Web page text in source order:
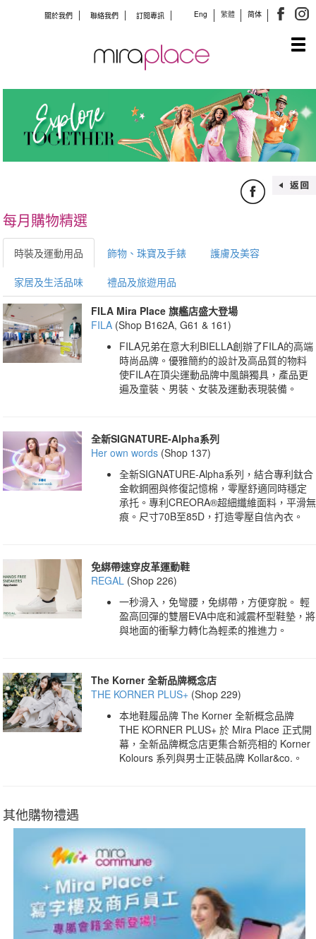
Eng 繁體 简体
關於我們 聯絡我們 訂閱專訊
每月購物精選
時裝及運動用品 飾物、珠寶及手錶 護膚及美容
家居及生活品味 禮品及旅遊用品
FILA Mira Place 旗艦店盛大登場
FILA (Shop B162A, G61 & 161)
FILA兄弟在意大利BIELLA創辦了FILA的高端
時尚品牌。優雅簡約的設計及高品質的物料
使FILA在頂尖運動品牌中風韻獨具，產品更
遍及童裝、男裝、女裝及運動表現裝備。
全新SIGNATURE-Alpha系列
Her own words (Shop 137)
全新SIGNATURE-Alpha系列，結合專利鈦合
金軟鋼圈與修復記憶棉，零壓舒適同時穩定
承托。專利CREORA®超細纖維面料，平滑無
痕。尺寸70B至85D，打造零壓自信內衣。
免綁帶速穿皮革運動鞋
REGAL (Shop 226)
一秒滑入，免彎腰，免綁帶，方便穿脫。 輕
盈高回彈的雙層EVA中底和減震杯型鞋墊，將
與地面的衝擊力轉化為輕柔的推進力。
The Korner 全新品牌概念店
THE KORNER PLUS+ (Shop 229)
本地鞋履品牌 The Korner 全新概念品牌
THE KORNER PLUS+ 於 Mira Place 正式開
幕，全新品牌概念店更集合新亮相的 Korner
Kolours 系列與男士正裝品牌 Kollar&co.。
其他購物禮遇